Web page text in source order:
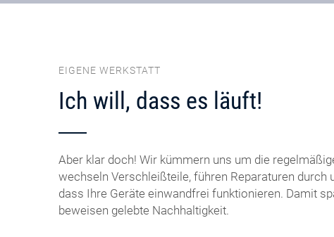
EIGENE WERKSTATT
Ich will, dass es läuft!
Aber klar doch! Wir kümmern uns um die
wechseln Verschleißteile, führen Reparaturen durch
dass Ihre Geräte einwandfrei funktionieren. Damit
beweisen gelebte Nachhaltigkeit.